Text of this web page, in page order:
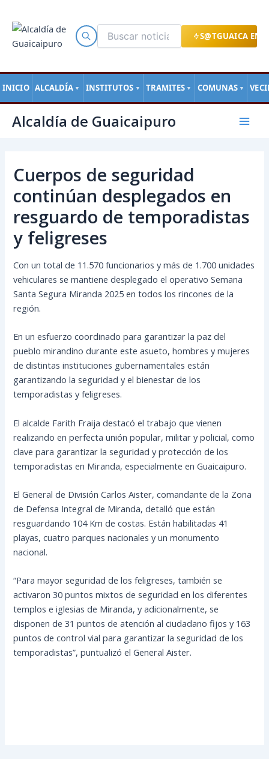
S@TGUAICA EN
INICIO ALCALDÍA ▼ INSTITUTOS ▼ TRAMITES ▼ COMUNAS ▼
contenido
Alcaldía de Guaicaipuro
Main
Cuerpos de seguridad
continúan desplegados en
resguardo de temporadistas
y feligreses
Con un total de 11.570 funcionarios y más de 1.700 unidades
vehiculares se mantiene desplegado el operativo Semana
Santa Segura Miranda 2025 en todos los rincones de la
región.
En un esfuerzo coordinado para garantizar la paz del
pueblo mirandino durante este asueto, hombres y mujeres
de distintas instituciones gubernamentales están
garantizando la seguridad y el bienestar de los
temporadistas y feligreses.
El alcalde Farith Fraija destacó el trabajo que vienen
realizando en perfecta unión popular, militar y policial, como
clave para garantizar la seguridad y protección de los
temporadistas en Miranda, especialmente en Guaicaipuro.
El General de División Carlos Aister, comandante de la Zona
de Defensa Integral de Miranda, detalló que están
resguardando 104 Km de costas. Están habilitadas 41
playas, cuatro parques nacionales y un monumento
nacional.
“Para mayor seguridad de los feligreses, también se
activaron 30 puntos mixtos de seguridad en los diferentes
templos e iglesias de Miranda, y adicionalmente, se
disponen de 31 puntos de atención al ciudadano fijos y 163
puntos de control vial para garantizar la seguridad de los
temporadistas”, puntualizó el General Aister.
de